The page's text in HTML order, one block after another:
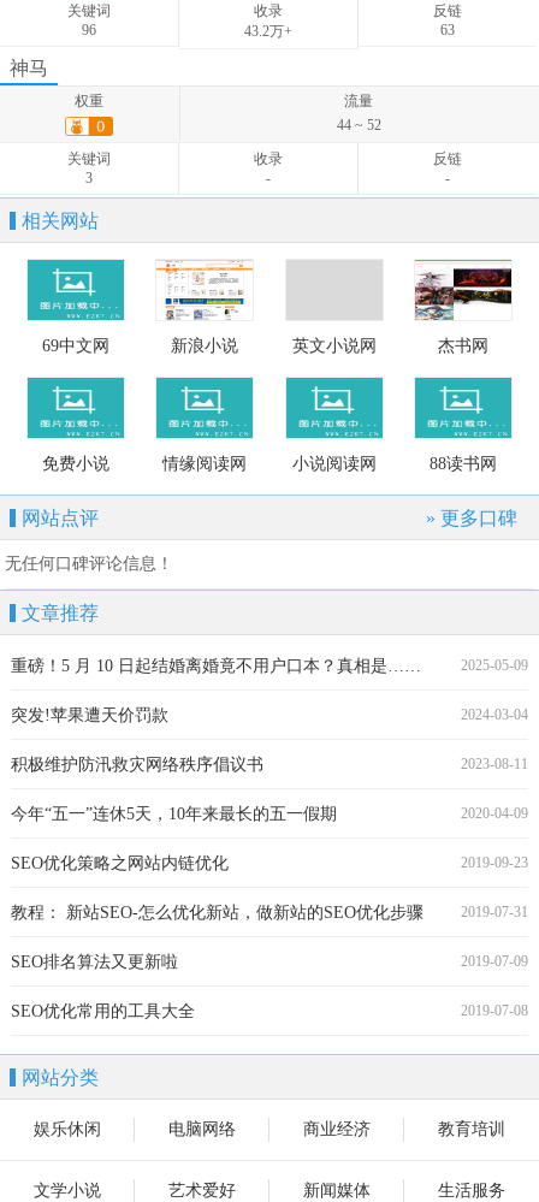
关键词
96
收录
43.2万+
反链
63
关键词
619
神马
权重
流量
44 ~ 52
关键词
3
收录
-
反链
-
相关网站
69中文网 新浪小说 英文小说网 杰书网
免费小说 情缘阅读网 小说阅读网 88读书网
网站点评 » 更多口碑
无任何口碑评论信息！
文章推荐
2025-05-09
重磅！5 月 10 日起结婚离婚竟不用户口本？真相是……
2024-03-04
突发!苹果遭天价罚款
2023-08-11
积极维护防汛救灾网络秩序倡议书
2020-04-09
今年“五一”连休5天，10年来最长的五一假期
2019-09-23
SEO优化策略之网站内链优化
2019-07-31
教程： 新站SEO-怎么优化新站，做新站的SEO优化步骤
2019-07-09
SEO排名算法又更新啦
2019-07-08
SEO优化常用的工具大全
网站分类
娱乐休闲 电脑网络 商业经济 教育培训
文学小说 艺术爱好 新闻媒体 生活服务